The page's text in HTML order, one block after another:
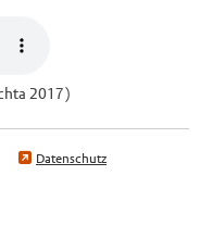
2017)
Datenschutz